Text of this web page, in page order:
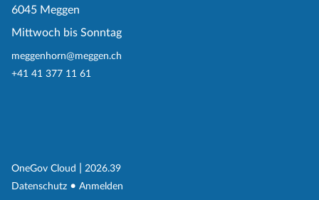
6045 Meggen
Mittwoch bis Sonntag
meggenhorn@meggen.ch
+41 41 377 11 61
OneGov Cloud (External Link)
2026.39
Datenschutz (External Link)
Anmelden